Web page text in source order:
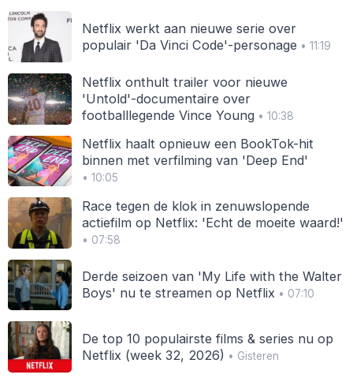
Netflix werkt aan nieuwe serie over
populair 'Da Vinci Code'-personage • 11:19
Netflix onthult trailer voor nieuwe
'Untold'-documentaire over
footballlegende Vince Young• 10:38
Netflix haalt opnieuw een BookTok-hit
binnen met verfilming van 'Deep End'
• 10:05
Race tegen de klok in zenuwslopende
actiefilm op Netflix: 'Echt de moeite waard!'
• 07:58
Derde seizoen van 'My Life with the Walter
Boys' nu te streamen op Netflix • 07:10
De top 10 populairste films & series nu op
Netflix (week 32, 2026) • Gisteren